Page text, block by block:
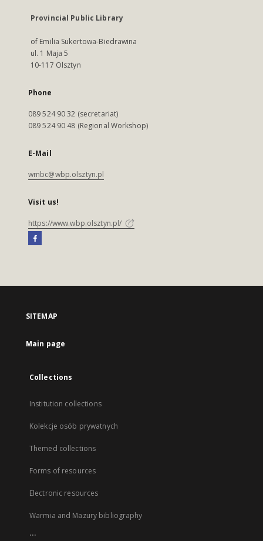
Provincial Public Library
of Emilia Sukertowa-Biedrawina
ul. 1 Maja 5
10-117 Olsztyn
Phone
089 524 90 32 (secretariat)
089 524 90 48 (Regional Workshop)
E-Mail
wmbc@wbp.olsztyn.pl
Visit us!
https://www.wbp.olsztyn.pl/
SITEMAP
Main page
Collections
Institution collections
Kolekcje osób prywatnych
Themed collections
Forms of resources
Electronic resources
Warmia and Mazury bibliography
...